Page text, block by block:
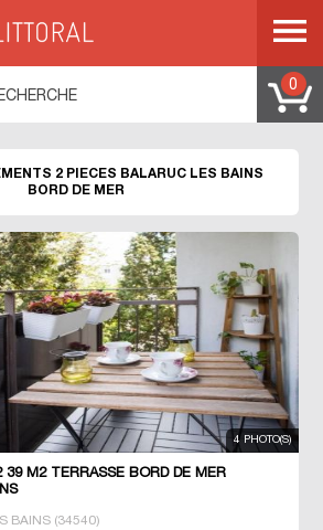
LANGUEDOC ROUSSILLON>
0
2 PIECES BALARUC LES BAINS
BORD DE MER
4 PHOTO(S)
39 M2 TERRASSE BORD DE MER
BAINS(34540)